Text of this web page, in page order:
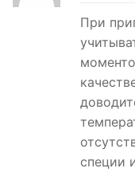
При
специи